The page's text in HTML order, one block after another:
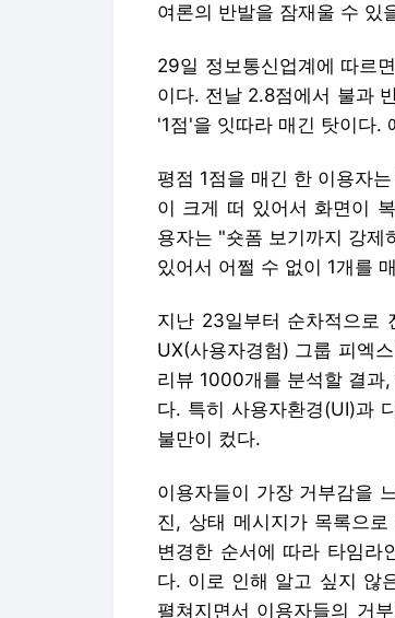
여론의 반발을 잠재울 수 있
29일 정보통신업계에 따르
이다. 전날 2.8점에서 불과
'1점'을 잇따라 매긴 탓이다.
평점 1점을 매긴 한 이용자
이 크게 떠 있어서 화면이
용자는 "숏폼 보기까지 강제
있어서 어쩔 수 없이 1개를
지난 23일부터 순차적으로
UX(사용자경험) 그룹 피엑
리뷰 1000개를 분석할 결과
다. 특히 사용자환경(UI)과
불만이 컸다.
이용자들이 가장 거부감을
진, 상태 메시지가 목록으
변경한 순서에 따라 타임라
다. 이로 인해 알고 싶지 않
펼쳐지면서 이용자들의 거